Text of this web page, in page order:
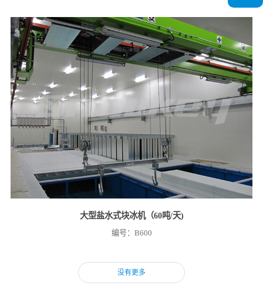
大型盐水式块冰机（60吨/天)
编号：B600
没有更多